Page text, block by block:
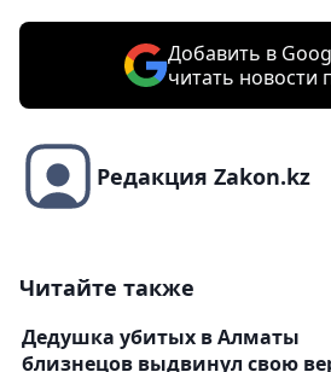
Добавить в
читать новости
Редакция Zakon.kz
Читайте также
Дедушка убитых в Алматы
близнецов выдвинул свою